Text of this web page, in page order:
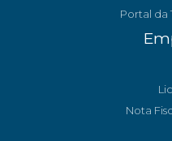
Portal da
Nota